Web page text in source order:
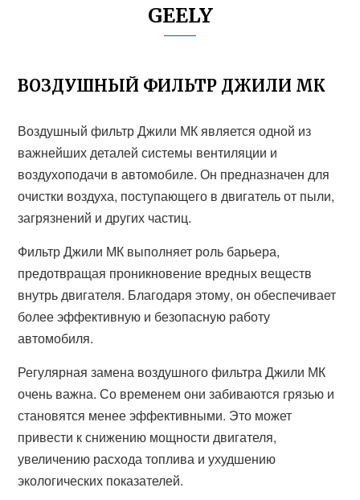
GEELY
ВОЗДУШНЫЙ ФИЛЬТР ДЖИЛИ МК
Воздушный фильтр Джили МК является одной из
важнейших деталей системы вентиляции и
воздухоподачи в автомобиле. Он предназначен для
очистки воздуха, поступающего в двигатель от пыли,
загрязнений и других частиц.
Фильтр Джили МК выполняет роль барьера,
предотвращая проникновение вредных веществ
внутрь двигателя. Благодаря этому, он обеспечивает
более эффективную и безопасную работу
автомобиля.
Регулярная замена воздушного фильтра Джили МК
очень важна. Со временем они забиваются грязью и
становятся менее эффективными. Это может
привести к снижению мощности двигателя,
увеличению расхода топлива и ухудшению
экологических показателей.